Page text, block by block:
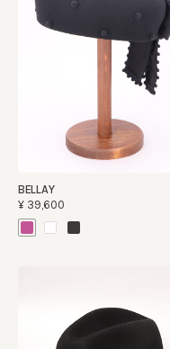
BELLAY
¥39,600